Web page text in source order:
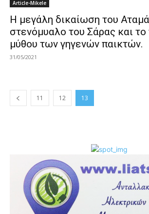
Article-Mikele
Η μεγάλη δικαίωση του
στενόμυαλο του Σάρας και το
μύθου των γηγενών παικτών.
31/05/2021
11 12 13